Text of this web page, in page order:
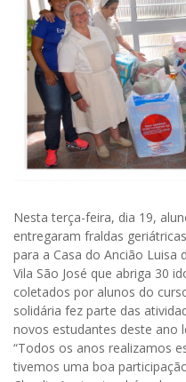
Nesta terça-feira, dia 19,
entregaram fraldas
para a Casa do Ancião Luisa
Vila São José que abriga 30
coletados por alunos do
solidária fez parte das
novos estudantes deste ano
“Todos os anos realizamos
tivemos uma boa